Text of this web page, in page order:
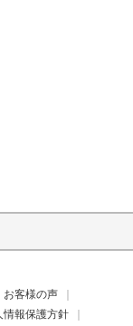
お客様の声
情報保護方針